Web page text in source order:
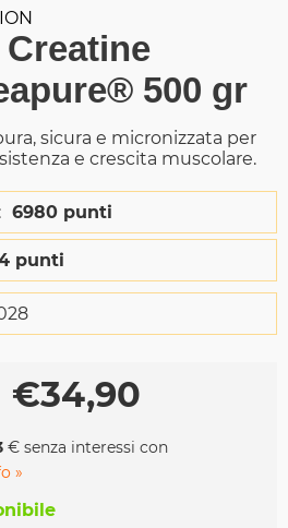
500 gr
sicura e micronizzata per
e crescita muscolare.
6980 punti
punti
€34,90
€ senza interessi con
»